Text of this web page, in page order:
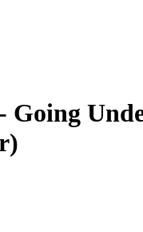
Going